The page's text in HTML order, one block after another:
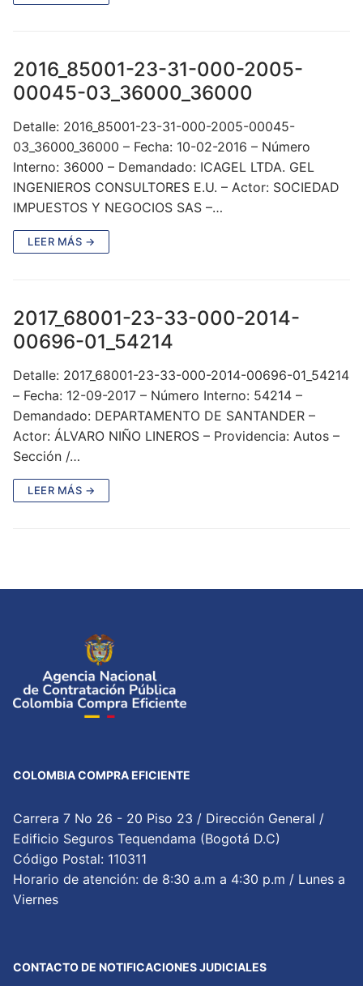
2016_85001-23-31-000-2005-
00045-03_36000_36000
Detalle: 2016_85001-23-31-000-2005-00045-
03_36000_36000 – Fecha: 10-02-2016 – Número
Interno: 36000 – Demandado: ICAGEL LTDA. GEL
INGENIEROS CONSULTORES E.U. – Actor: SOCIEDAD
IMPUESTOS Y NEGOCIOS SAS –…
LEER MÁS →
2017_68001-23-33-000-2014-
00696-01_54214
Detalle: 2017_68001-23-33-000-2014-00696-01_54214
– Fecha: 12-09-2017 – Número Interno: 54214 –
Demandado: DEPARTAMENTO DE SANTANDER –
Actor: ÁLVARO NIÑO LINEROS – Providencia: Autos –
Sección /…
LEER MÁS →
COLOMBIA COMPRA EFICIENTE
Carrera 7 No 26 - 20 Piso 23 / Dirección General /
Edificio Seguros Tequendama (Bogotá D.C)
Código Postal: 110311
Horario de atención: de 8:30 a.m a 4:30 p.m / Lunes a
Viernes
CONTACTO DE NOTIFICACIONES JUDICIALES